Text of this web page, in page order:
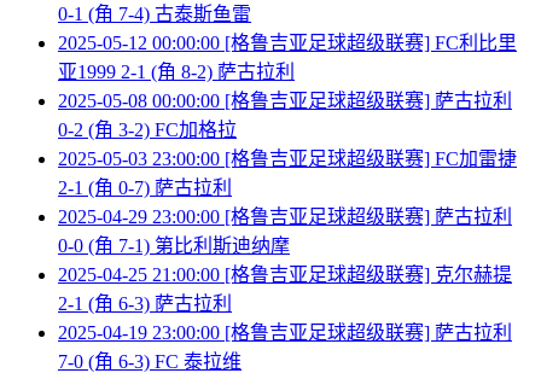
0-1 (角 7-4) 古泰斯鱼雷
2025-05-12 00:00:00 [格鲁吉亚足球超级联赛] FC利比里
亚1999 2-1 (角 8-2) 萨古拉利
2025-05-08 00:00:00 [格鲁吉亚足球超级联赛] 萨古拉利
0-2 (角 3-2) FC加格拉
2025-05-03 23:00:00 [格鲁吉亚足球超级联赛] FC加雷捷
2-1 (角 0-7) 萨古拉利
2025-04-29 23:00:00 [格鲁吉亚足球超级联赛] 萨古拉利
0-0 (角 7-1) 第比利斯迪纳摩
2025-04-25 21:00:00 [格鲁吉亚足球超级联赛] 克尔赫提
2-1 (角 6-3) 萨古拉利
2025-04-19 23:00:00 [格鲁吉亚足球超级联赛] 萨古拉利
7-0 (角 6-3) FC 泰拉维